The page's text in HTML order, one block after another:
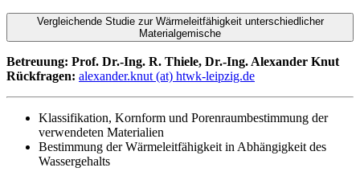
Vergleichende Studie zur Wärmeleitfähigkeit unterschiedlicher
Materialgemische
Betreuung: Prof. Dr.-Ing. R. Thiele, Dr.-Ing. Alexander Knut
Rückfragen: alexander.knut (at) htwk-leipzig.de
Klassifikation, Kornform und Porenraumbestimmung der
verwendeten Materialien
Bestimmung der Wärmeleitfähigkeit in Abhängigkeit des
Wassergehalts